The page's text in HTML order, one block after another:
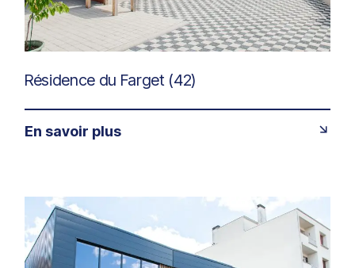
Résidence du Farget (42)
En savoir plus